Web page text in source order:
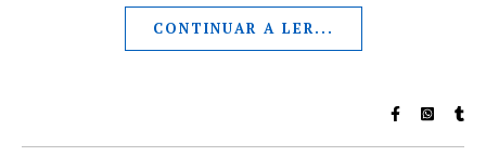
CONTINUAR A LER...